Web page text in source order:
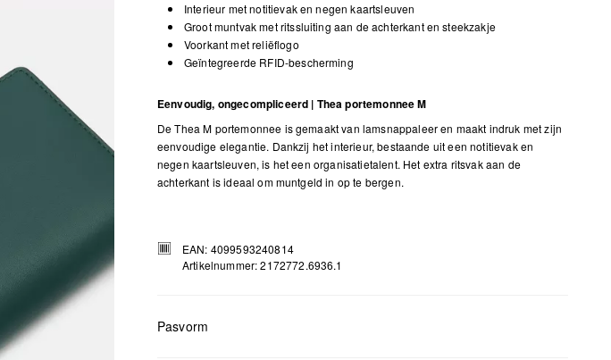
Interieur met notitievak en negen kaartsleuven
Groot muntvak met ritssluiting aan de achterkant en steekzakje
Voorkant met reliëflogo
Geïntegreerde RFID-bescherming
Eenvoudig, ongecompliceerd | Thea portemonnee M
De Thea M portemonnee is gemaakt van lamsnappaleer en maakt indruk met zijn
eenvoudige elegantie. Dankzij het interieur, bestaande uit een notitievak en
negen kaartsleuven, is het een organisatietalent. Het extra ritsvak aan de
achterkant is ideaal om muntgeld in op te bergen.
EAN: 4099593240814
Artikelnummer: 2172772.6936.1
Pasvorm